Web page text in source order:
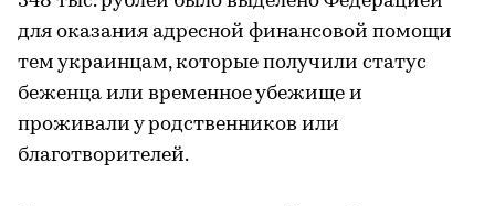
для оказания адресной финансовой помощи
тем украинцам, которые получили статус
беженца или временное убежище и
проживали у родственников или
благотворителей.